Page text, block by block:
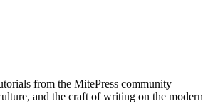
from the MitePress community —
and the craft of writing on the modern